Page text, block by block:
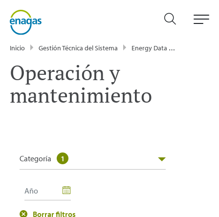
Inicio Gestión Técnica del Sistema Energy Data
Operación y
mantenimiento
Categoría 1
Borrar filtros